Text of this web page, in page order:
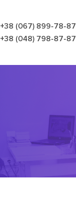
+38 (067) 899-78-87
+38 (048) 798-87-87